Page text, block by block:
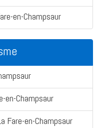
en-Champsaur
en-Champsaur
Fare-en-Champsaur